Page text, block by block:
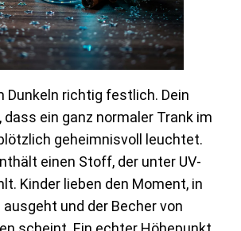
Dunkeln richtig festlich. Dein
ein ganz normaler Trank im
geheimnisvoll leuchtet.
einen Stoff, der unter UV-
Kinder lieben den Moment, in
und der Becher von